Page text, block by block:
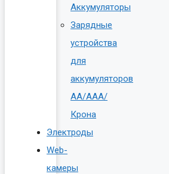
Аккумуляторы
Зарядные
устройства
для
аккумуляторов
AA/AAA/
Крона
Электроды
Web-
камеры